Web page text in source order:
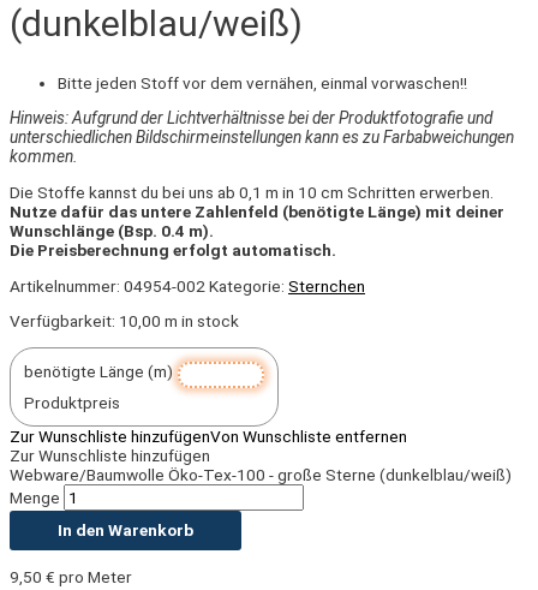
(dunkelblau/weiß)
Bitte jeden Stoff vor dem vernähen, einmal vorwaschen!!
Hinweis: Aufgrund der Lichtverhältnisse bei der Produktfotografie und
unterschiedlichen Bildschirmeinstellungen kann es zu Farbabweichungen
kommen.
Die Stoffe kannst du bei uns ab 0,1 m in 10 cm Schritten erwerben.
Nutze dafür das untere Zahlenfeld (benötigte Länge) mit deiner
Wunschlänge (Bsp. 0.4 m).
Die Preisberechnung erfolgt automatisch.
Artikelnummer: 04954-002 Kategorie: Sternchen
Verfügbarkeit: 10,00 m in stock
benötigte Länge (m)
Produktpreis
Zur Wunschliste hinzufügenVon Wunschliste entfernen
Zur Wunschliste hinzufügen
Webware/Baumwolle Öko-Tex-100 - große Sterne (dunkelblau/weiß)
Menge
In den Warenkorb
9,50 € pro Meter